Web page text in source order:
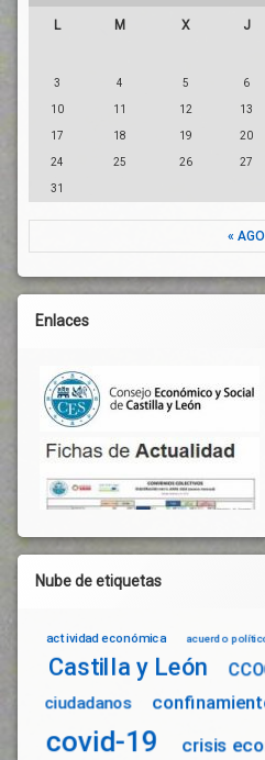
L M X J
3 4 5 6
10 11 12 13
17 18 19 20
24 25 26 27
31
« AGO
Enlaces
Nube de etiquetas
actividad económica acuerdo
Castilla y León
ciudadanos
covid-19 crisis